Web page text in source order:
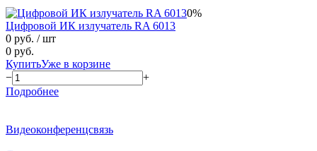
0%
Цифровой ИК излучатель RA 6013
0 руб. / шт
0 руб.
КупитьУже в корзине
−
+
Подробнее
Видеоконференцсвязь